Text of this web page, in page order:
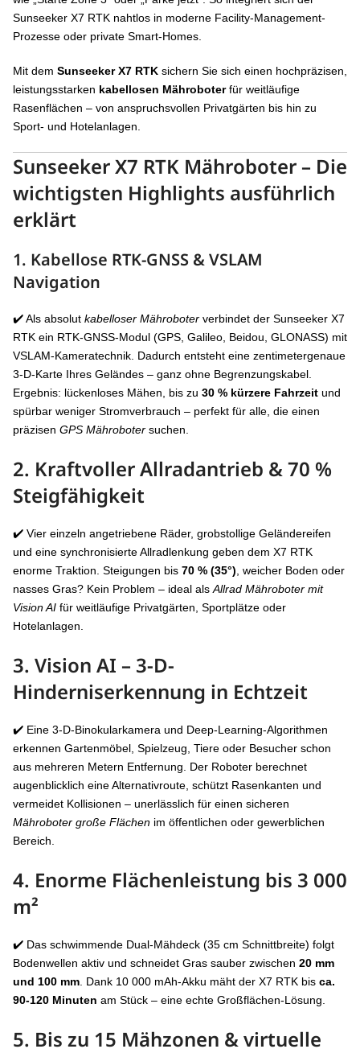
Sunseeker X7 RTK nahtlos in moderne Facility-Management-
Prozesse oder private Smart-Homes.
Mit dem Sunseeker X7 RTK sichern Sie sich einen hochpräzisen,
leistungsstarken kabellosen Mähroboterfür weitläufige
Rasenflächen – von anspruchsvollen Privatgärten bis hin zu
Sport- und Hotelanlagen.
SunseekerX7 RTK Mähroboter – Die
wichtigsten Highlights ausführlich
erklärt
1. Kabellose RTK-GNSS & VSLAM
Navigation
✔️ Als absolut kabelloser Mähroboter verbindet der Sunseeker X7
RTK ein RTK-GNSS-Modul (GPS, Galileo, Beidou, GLONASS) mit
VSLAM-Kameratechnik. Dadurch entsteht eine zentimetergenaue
3-D-Karte Ihres Geländes – ganz ohne Begrenzungskabel.
Ergebnis: lückenloses Mähen, bis zu 30 % kürzere Fahrzeit und
spürbar weniger Stromverbrauch – perfekt für alle, die einen
präzisen GPS Mähroboter suchen.
2. KraftvollerAllradantrieb & 70 %
Steigfähigkeit
✔️ Vier einzeln angetriebene Räder, grobstollige Geländereifen
und eine synchronisierte Allradlenkung geben dem X7 RTK
enorme Traktion. Steigungen bis 70 % (35°) , weicher Boden oder
nasses Gras? Kein Problem – ideal als Allrad Mähroboter mit
Vision AI für weitläufige Privatgärten, Sportplätze oder
Hotelanlagen.
3. Vision AI – 3-D-
Hinderniserkennung in Echtzeit
✔️ Eine 3-D-Binokularkamera und Deep-Learning-Algorithmen
erkennen Gartenmöbel, Spielzeug, Tiere oder Besucher schon
aus mehreren Metern Entfernung. Der Roboter berechnet
augenblicklich eine Alternativroute, schützt Rasenkanten und
vermeidet Kollisionen – unerlässlich für einen sicheren
Mähroboter große Flächen im öffentlichen oder gewerblichen
Bereich.
4. Enorme Flächenleistung bis 3 000
m²
✔️ Das schwimmende Dual-Mähdeck (35 cm Schnittbreite) folgt
Bodenwellen aktiv und schneidet Gras sauber zwischen 20 mm
und 100 mm . Dank 10 000 mAh-Akku mäht der X7 RTK bis ca.
90-120 Minuten am Stück – eine echte Großflächen-Lösung.
5. Bis zu 15 Mähzonen & virtuelle